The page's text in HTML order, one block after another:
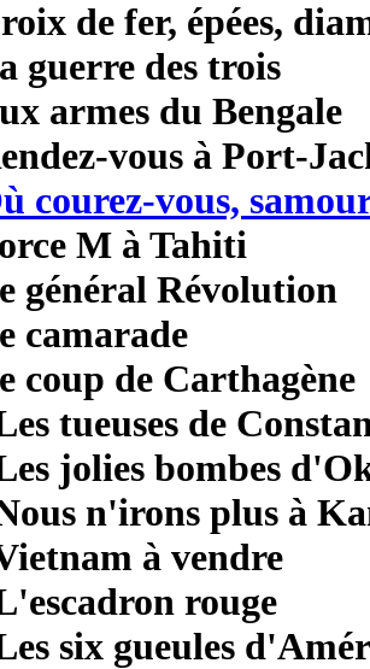
de fer, épées,
guerre des trois
armes du Bengale
vous à Port-
courez-vous,
M à Tahiti
général Révolution
camarade
coup de Carthagène
tueuses de
jolies bombes
n'irons plus à
à vendre
rouge
six gueules